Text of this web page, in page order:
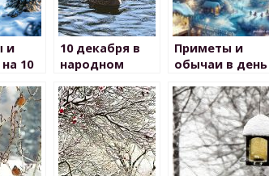
и
10
день
10 декабря в
народном
Приметы и
обычаи в день
Чудотворца 19
декабря